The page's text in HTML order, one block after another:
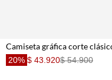
20% $ 43.920$ 54.900